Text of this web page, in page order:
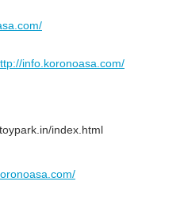
info.koronoasa.com/
index.html